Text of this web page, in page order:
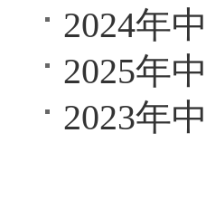
2024年
2025年
2023年